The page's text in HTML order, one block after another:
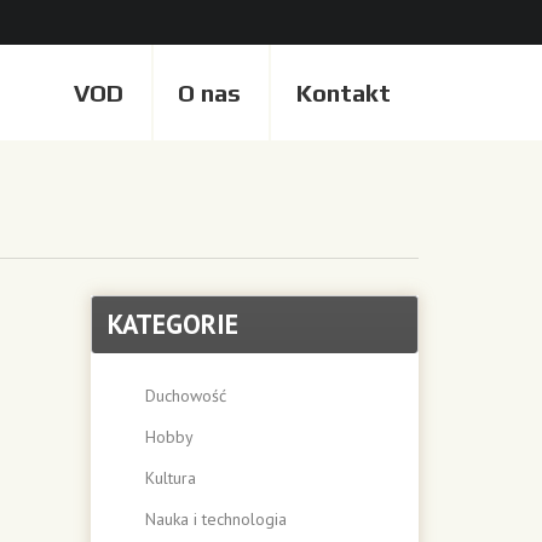
VOD O nas Kontakt
KATEGORIE
Duchowość
Hobby
Kultura
Nauka i technologia